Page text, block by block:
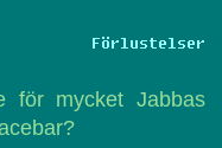
Förlustelser
för mycket Jabbas